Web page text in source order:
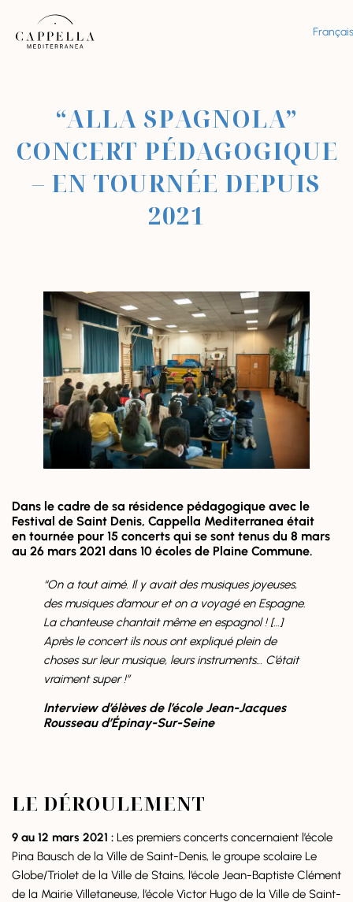
Français
“ALLA SPAGNOLA”
CONCERT PÉDAGOGIQUE
– EN TOURNÉE DEPUIS
2021
Dans le cadre de sa résidence pédagogique avec le
Festival de Saint Denis, Cappella Mediterranea était
en tournée pour 15 concerts qui se sont tenus du 8 mars
au 26 mars 2021 dans 10 écoles de Plaine Commune.
“On a tout aimé. Il y avait des musiques joyeuses,
des musiques d’amour et on a voyagé en Espagne.
La chanteuse chantait même en espagnol ! […]
Après le concert ils nous ont expliqué plein de
choses sur leur musique, leurs instruments… C’était
vraiment super !”
Interview d’élèves de l’école Jean-Jacques
Rousseau d’Épinay-Sur-Seine
LE DÉROULEMENT
9 au 12 mars 2021 : Les premiers concerts concernaient l’école
Pina Bausch de la Ville de Saint-Denis, le groupe scolaire Le
Globe/Triolet de la Ville de Stains, l’école Jean-Baptiste Clément
de la Mairie Villetaneuse, l’école Victor Hugo de la Ville de Saint-